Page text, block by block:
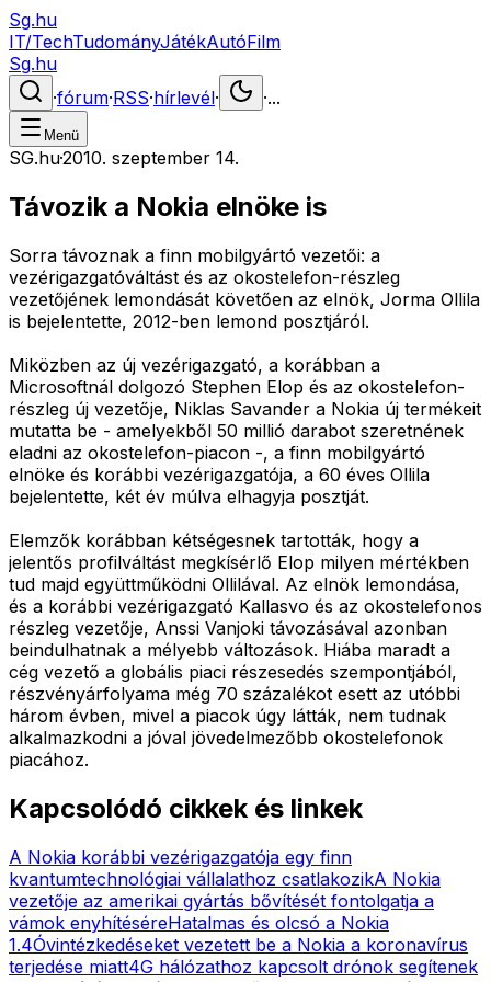
Sg.hu
IT/TechTudományJátékAutóFilm
Sg.hu
·fórum·RSS·hírlevél· ·...
Menü
SG.hu·2010. szeptember 14.
Távozik a Nokia elnöke is
Sorra távoznak a finn mobilgyártó vezetői: a
vezérigazgatóváltást és az okostelefon-részleg
vezetőjének lemondását követően az elnök, Jorma Ollila
is bejelentette, 2012-ben lemond posztjáról.
Miközben az új vezérigazgató, a korábban a
Microsoftnál dolgozó Stephen Elop és az okostelefon-
részleg új vezetője, Niklas Savander a Nokia új termékeit
mutatta be - amelyekből 50 millió darabot szeretnének
eladni az okostelefon-piacon -, a finn mobilgyártó
elnöke és korábbi vezérigazgatója, a 60 éves Ollila
bejelentette, két év múlva elhagyja posztját.
Elemzők korábban kétségesnek tartották, hogy a
jelentős profilváltást megkísérlő Elop milyen mértékben
tud majd együttműködni Ollilával. Az elnök lemondása,
és a korábbi vezérigazgató Kallasvo és az okostelefonos
részleg vezetője, Anssi Vanjoki távozásával azonban
beindulhatnak a mélyebb változások. Hiába maradt a
cég vezető a globális piaci részesedés szempontjából,
részvényárfolyama még 70 százalékot esett az utóbbi
három évben, mivel a piacok úgy látták, nem tudnak
alkalmazkodni a jóval jövedelmezőbb okostelefonok
piacához.
Kapcsolódó cikkek és linkek
A Nokia korábbi vezérigazgatója egy finn
kvantumtechnológiai vállalathoz csatlakozikA Nokia
vezetője az amerikai gyártás bővítését fontolgatja a
vámok enyhítéséreHatalmas és olcsó a Nokia
1.4Óvintézkedéseket vezetett be a Nokia a koronavírus
terjedése miatt4G hálózathoz kapcsolt drónok segítenek